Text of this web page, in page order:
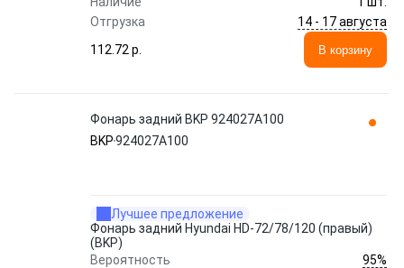
Отгрузка
14 - 17 августа
112.72 p.
В корзину
Фонарь задний BKP 924027A100
BKP924027A100
Лучшее предложение
Фонарь задний Hyundai HD-72/78/120 (правый)
(BKP)
Вероятность
95%